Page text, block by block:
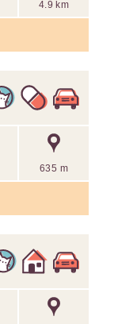
4.9 km
635 m